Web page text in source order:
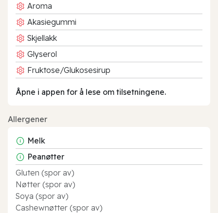
Aroma
Akasiegummi
Skjellakk
Glyserol
Fruktose/Glukosesirup
Åpne i appen for å lese om tilsetningene.
Allergener
Melk
Peanøtter
Gluten (spor av)
Nøtter (spor av)
Soya (spor av)
Cashewnøtter (spor av)